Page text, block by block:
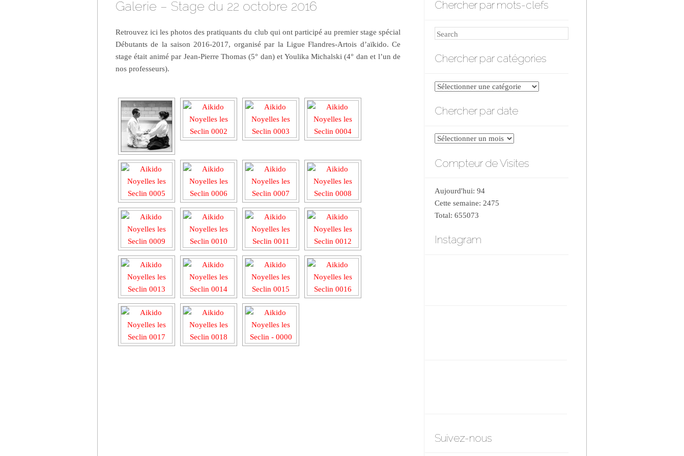
Galerie – Stage du 22 octobre 2016
Retrouvez ici les photos des pratiquants du club qui ont participé au premier stage spécial
Débutants de la saison 2016-2017, organisé par la Ligue Flandres-Artois d’aïkido. Ce
stage était animé par Jean-Pierre Thomas (5° dan) et Youlika Michalski (4° dan et l’un de
nos professeurs).
Chercher par mots-clefs
Search
Chercher par catégories
Chercher
catégories
Chercher par date
Chercher
date
Compteur de Visites
Aujourd'hui: 94
Cette semaine: 2475
Total: 655073
Instagram
Suivez-nous